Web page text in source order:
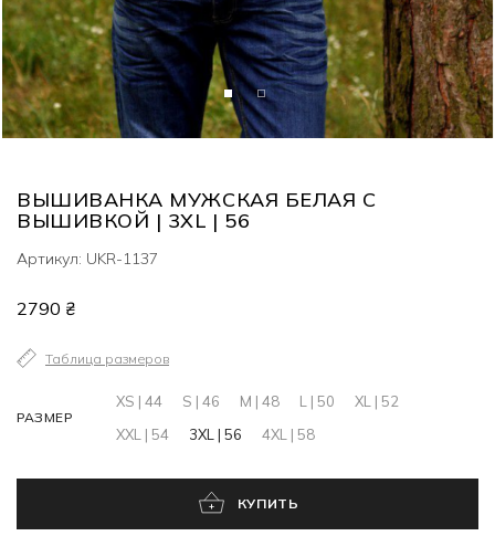
ВЫШИВАНКА МУЖСКАЯ БЕЛАЯ С
ВЫШИВКОЙ | 3XL | 56
Артикул: UKR-1137
2790 ₴
Таблица размеров
РАЗМЕР
XS | 44 S | 46 M | 48 L | 50
XL | 52
XXL | 54
3XL | 56 4XL | 58
КУПИТЬ